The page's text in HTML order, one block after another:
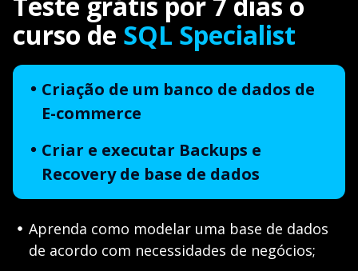
curso de SQL Specialist
Criação de um banco de dados de
E-commerce
Criar e executar Backups e
Recovery de base de dados
Aprenda como modelar uma base de dados
de acordo com necessidades de negócios;